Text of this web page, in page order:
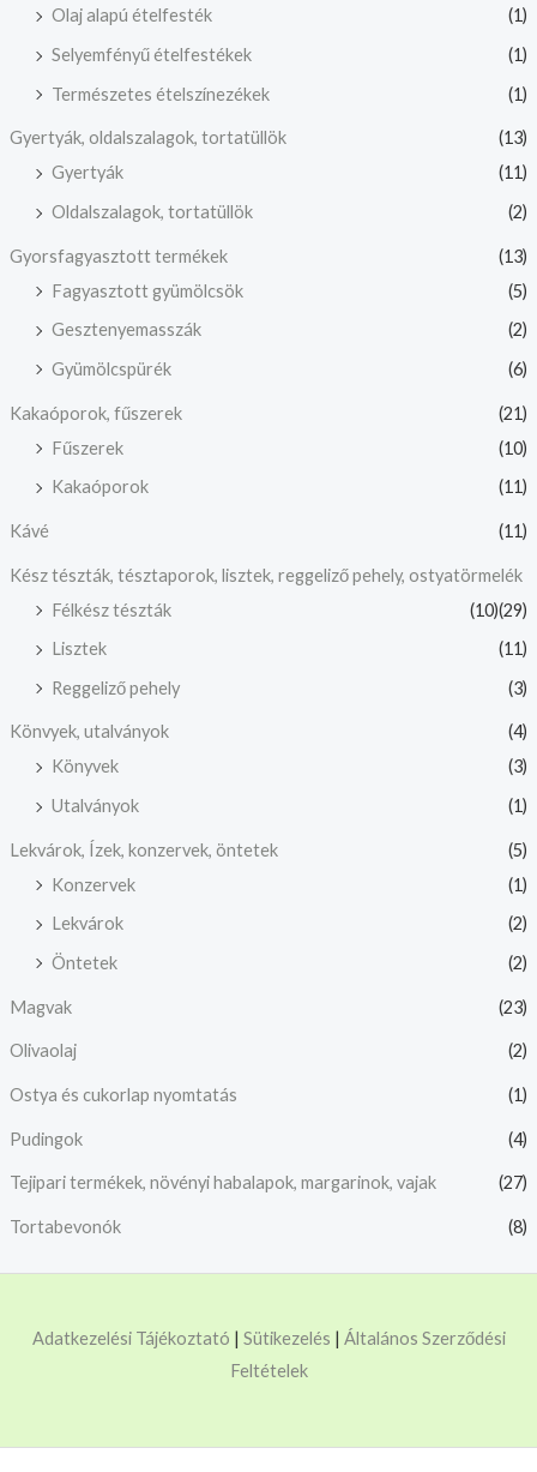
Olaj alapú ételfesték
(1)
Selyemfényű ételfestékek
(1)
Természetes ételszínezékek
(1)
Gyertyák, oldalszalagok, tortatüllök
(13)
Gyertyák
(11)
Oldalszalagok, tortatüllök
(2)
Gyorsfagyasztott termékek
(13)
Fagyasztott gyümölcsök
(5)
Gesztenyemasszák
(2)
Gyümölcspürék
(6)
Kakaóporok, fűszerek
(21)
Fűszerek
(10)
Kakaóporok
(11)
Kávé (11)
Kész tészták, tésztaporok, lisztek, reggeliző pehely, ostyatörmelék
(29)
Félkész tészták
(10)
Lisztek
(11)
Reggeliző pehely
(3)
Könvyek, utalványok
(4)
Könyvek
(3)
Utalványok
(1)
Lekvárok, Ízek, konzervek, öntetek
(5)
Konzervek
(1)
Lekvárok
(2)
Öntetek
(2)
Magvak (23)
Olivaolaj (2)
Ostya és cukorlap nyomtatás (1)
Pudingok (4)
Tejipari termékek, növényi habalapok, margarinok, vajak (27)
Tortabevonók (8)
Adatkezelési Tájékoztató | Sütikezelés | Általános Szerződési
Feltételek